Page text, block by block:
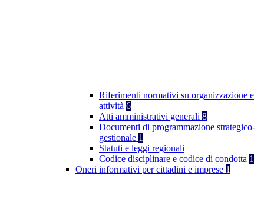
Riferimenti normativi su organizzazione e
attività 6
Atti amministrativi generali 8
Documenti di programmazione strategico-
gestionale 1
Statuti e leggi regionali
Codice disciplinare e codice di condotta 1
Oneri informativi per cittadini e imprese 1